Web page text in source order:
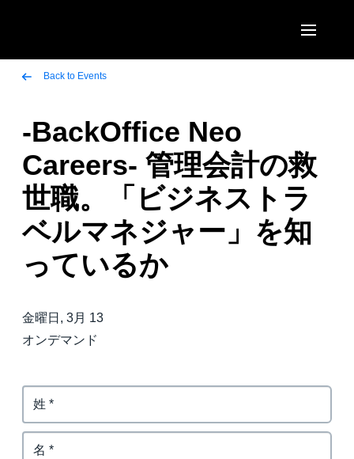
Canada (English)
Canada (Français)
México (Español)
Brasil (Português)
EUROPE
United Kingdom (English)
France (Français)
Deutschland (Deutsch)
Italia (Italiano)
Finland (English)
ASIA PACIFIC
Australia (English)
India (English)
日本（日本語)
Back to Events
‐BackOffice Neo
Careers‐ 管理会計の救
世職。「ビジネストラ
ベルマネジャー」を知
っているか
金曜日, 3月 13
オンデマンド